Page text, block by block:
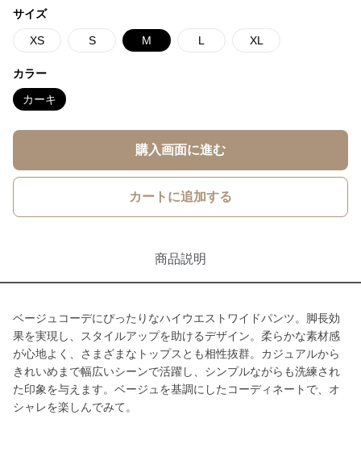
サイズ
XS S M L XL
カラー
カーキ
購入画面に進む
カートに追加する
商品説明
ベージュコーデにぴったりなハイウエストワイドパンツ。脚長効
果を実現し、スタイルアップを助けるデザイン。柔らかな素材感
が心地よく、さまざまなトップスとも相性抜群。カジュアルから
きれいめまで幅広いシーンで活躍し、シンプルながらも洗練され
た印象を与えます。ベージュを基調にしたコーディネートで、オ
シャレを楽しんでみて。